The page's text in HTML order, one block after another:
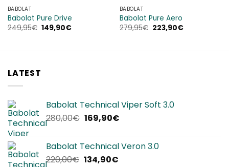
BABOLAT
Babolat Pure Drive
249,95€ Il
prezzo
149,90€Il
BABOLAT
Babolat Pure Aero
279,95€ Il
prezzo
223,90€Il
LATEST
Babolat Technical Viper Soft 3.0
280,00€ Il
era:
280,00€.
169,90€Il
è:
Babolat Technical Veron 3.0
220,00€ Il
134,90€Il